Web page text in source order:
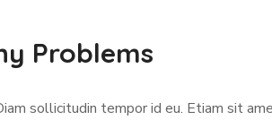
Problems
sollicitudin tempor id eu. Etiam sit